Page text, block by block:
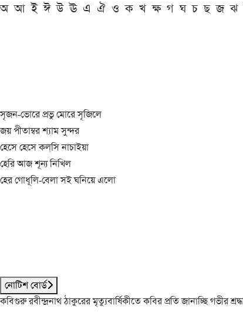
অ আ ই ঈ উ ঊ এ ঐ ও ক খ ক্ষ গ ঘ চ ছ জ ঝ
সৃজন-ভোরে প্রভু মোরে সৃজিলে
জয় পীতাম্বর শ্যাম সুন্দর
হেসে হেসে কল্‌সি নাচাইয়া
হেরি আজ শূন্য নিখিল
হের গোধূলি-বেলা সই ঘনিয়ে এলো
নোটিশ বোর্ড
কবিগুরু রবীন্দ্রনাথ ঠাকুরের মৃত্যুবার্ষিকীতে কবির প্রতি জানাচ্ছি গভীর